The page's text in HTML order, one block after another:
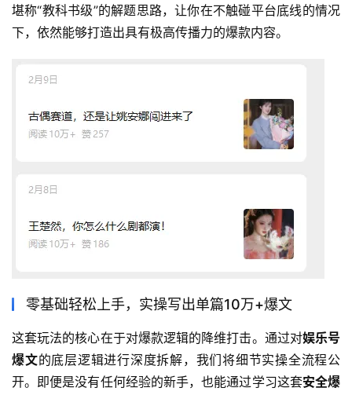
堪称“教科书级”的解题思路，让你在不触碰平台底线的情况
下，依然能够打造出具有极高传播力的爆款内容。
零基础轻松上手，实操写出单篇10万+爆文
这套玩法的核心在于对爆款逻辑的降维打击。通过对娱乐号
爆文的底层逻辑进行深度拆解，我们将细节实操全流程公
开。即便是没有任何经验的新手，也能通过学习这套安全爆